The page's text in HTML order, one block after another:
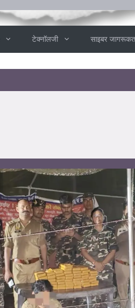
टेक्नॉलजी साइबर